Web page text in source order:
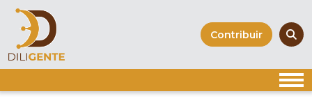
Skip
content
Contribuir